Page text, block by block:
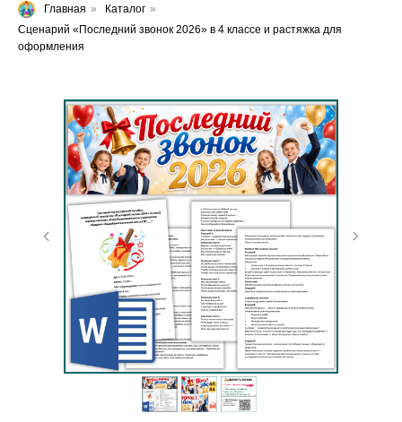
Главная » Каталог »
Сценарий «Последний звонок 2026» в 4 классе и растяжка для
оформления